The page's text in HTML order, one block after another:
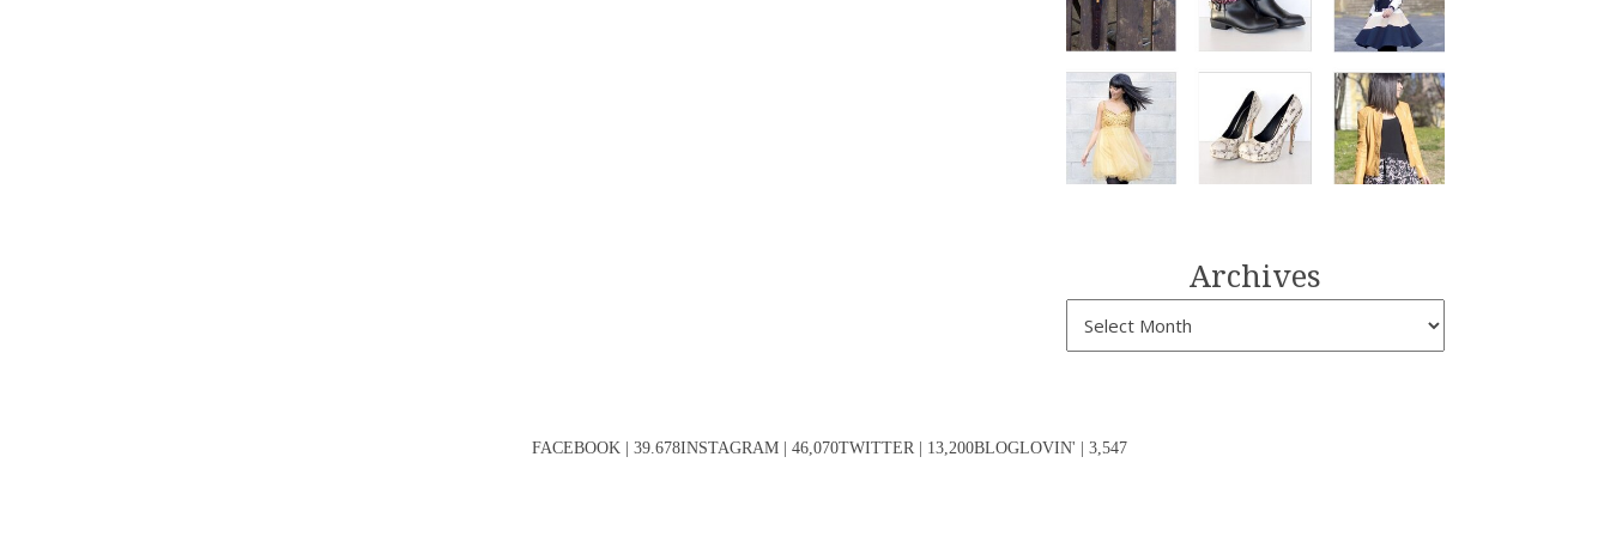
Archives
FACEBOOK | 39.678INSTAGRAM | 46,070TWITTER | 13,200BLOGLOVIN' | 3,547